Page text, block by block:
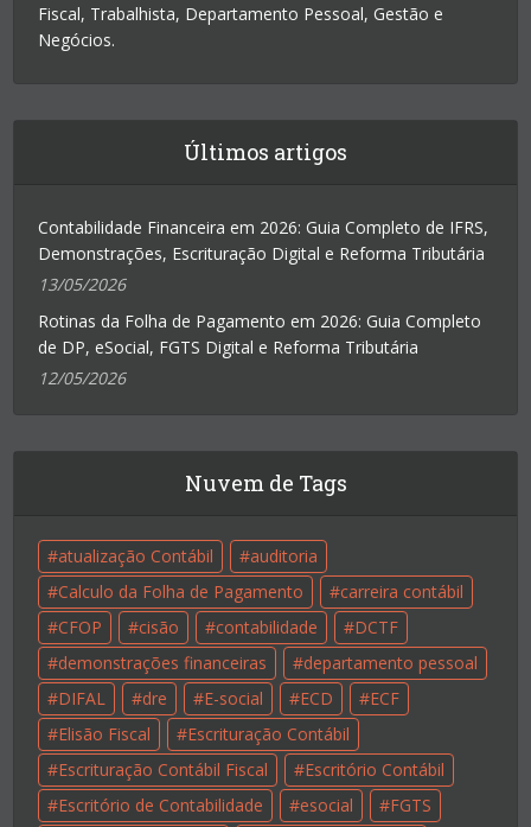
Fiscal, Trabalhista, Departamento Pessoal, Gestão e
Negócios.
Últimos artigos
Contabilidade Financeira em 2026: Guia Completo de IFRS,
Demonstrações, Escrituração Digital e Reforma Tributária
13/05/2026
Rotinas da Folha de Pagamento em 2026: Guia Completo
de DP, eSocial, FGTS Digital e Reforma Tributária
12/05/2026
Nuvem de Tags
atualização Contábil
auditoria
Calculo da Folha de Pagamento
carreira contábil
CFOP
cisão contabilidade
DCTF
demonstrações financeiras
departamento pessoal
DIFAL
dre E-social ECD
ECF
Elisão Fiscal
Escrituração Contábil
Escrituração Contábil Fiscal
Escritório Contábil
Escritório de Contabilidade
esocial
FGTS